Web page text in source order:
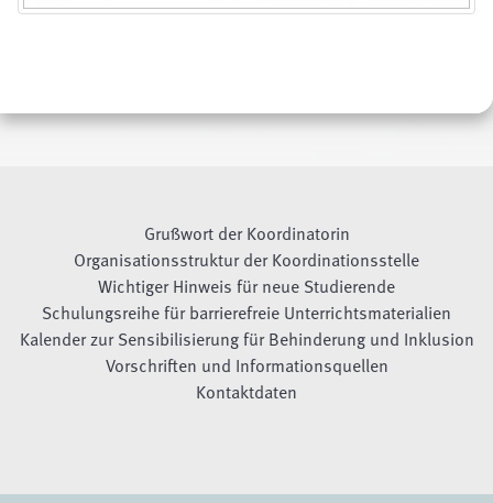
Grußwort der Koordinatorin
Organisationsstruktur der Koordinationsstelle
Wichtiger Hinweis für neue Studierende
Schulungsreihe für barrierefreie Unterrichtsmaterialien
Kalender zur Sensibilisierung für Behinderung und Inklusion
Vorschriften und Informationsquellen
Kontaktdaten